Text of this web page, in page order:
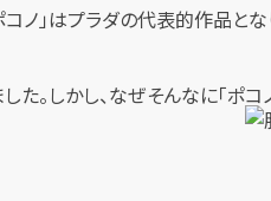
ノ」はプラダの代表的作品とな
。しかし、なぜそんなに「ポ